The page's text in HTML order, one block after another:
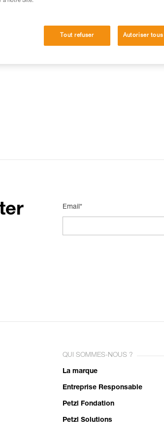
Email*
QUI SOMMES-NOUS ?
La marque
Entreprise Responsable
Petzl Fondation
Petzl Solutions
Tout refuser Autoriser